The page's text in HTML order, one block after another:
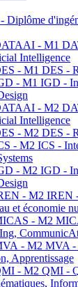
Diplôme
- M1
Intelligence
- M1 DES -
- M1 IGD -
- M2
Intelligence
- M2 DES -
- M2 ICS -
- M2 IGD -
- M2 IREN
et économie
- M2
- M2 MVA -
Apprentissage
- M2 QMI -